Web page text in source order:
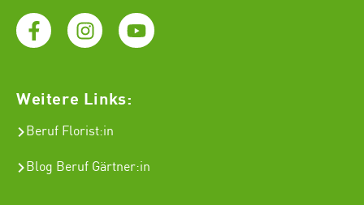
Weitere Links:
Beruf Florist:in
Blog Beruf Gärtner:in